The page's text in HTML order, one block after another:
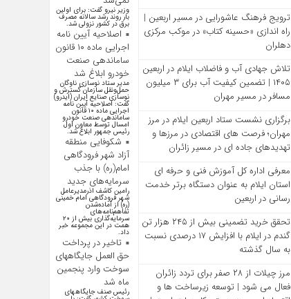
ترویج فرهنگ عاشورایی در مسیر اربعین |
راه‌ اندازی «حسینه کتاب» در موکب مرکزی
دهلران
تلاش جهادی آب و فاضلاب ایلام در اربعین
۱۴۰۵ | تضمین کیفیت آب برای ۳ میلیون
مسافر در مسیر مهران
برگزاری نشست ستاد اربعین ایلام در مرز
مهران؛ فرصت‌ های اقتصادی در مرزها و
تهدیدهای جاده‌ ای در مسیر زائران
معرفی اداره کل آموزش فنی و حرفه‌ ای
استان ایلام به‌ عنوان دستگاه برتر خدمت‌
رسانی در اربعین
تحقق خرید تضمینی بیش از ۲۴۵ هزار تن
گندم در ایلام با افزایش ۱۷ درصدی نسبت
به سال گذشته
مرز چیلات از ۲۸ صفر برای تردد زائران
فعال می‌ شود | توسعه زیرساخت‌ ها و
وزیر نیرو گفت: برای اولین
بار روند رشد سالانه مصرف
برق در کشور نزولی شد.
اصلاحیه آیین نامه
اجرایی ماده ۱۰ قانون
ساماندهی صنعت
خودرو ابلاغ شد
مدیر ستاد نوسازی ناوگان
حمل‌ونقل سازمان گسترش و
نوسازی صنایع ایران (ایدرو)
گفت: اصلاحیه آیین نامه
اجرایی ماده ۱۰ قانون
ساماندهی صنعت خودرو
امسال توسط معاون اول
رئیس جمهور ابلاغ شد.
شکوفایی منطقه
آزاد شهر فرودگاهی
امام(ره) با جذب
سرمایه‌های جدید
رامین کاشف اذرمدیرعامل
شهر فرودگاهی امام خمینی
(ره) از آماده‌شدن
تفاهم‌نامه‌های
سرمایه‌گذاری بیش از ۲۰
همت در این مجموعه خبر
داد.
تاخیر در پرداخت
حق العمل جایگاههای
سوخت وارد پنجمین
ماه شد
رئیس صنف جایگاههای